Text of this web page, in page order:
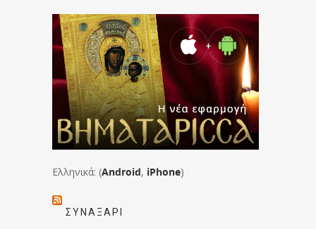
Ελληνικά: (Android, iPhone)
ΣΥΝΑΞΆΡΙ